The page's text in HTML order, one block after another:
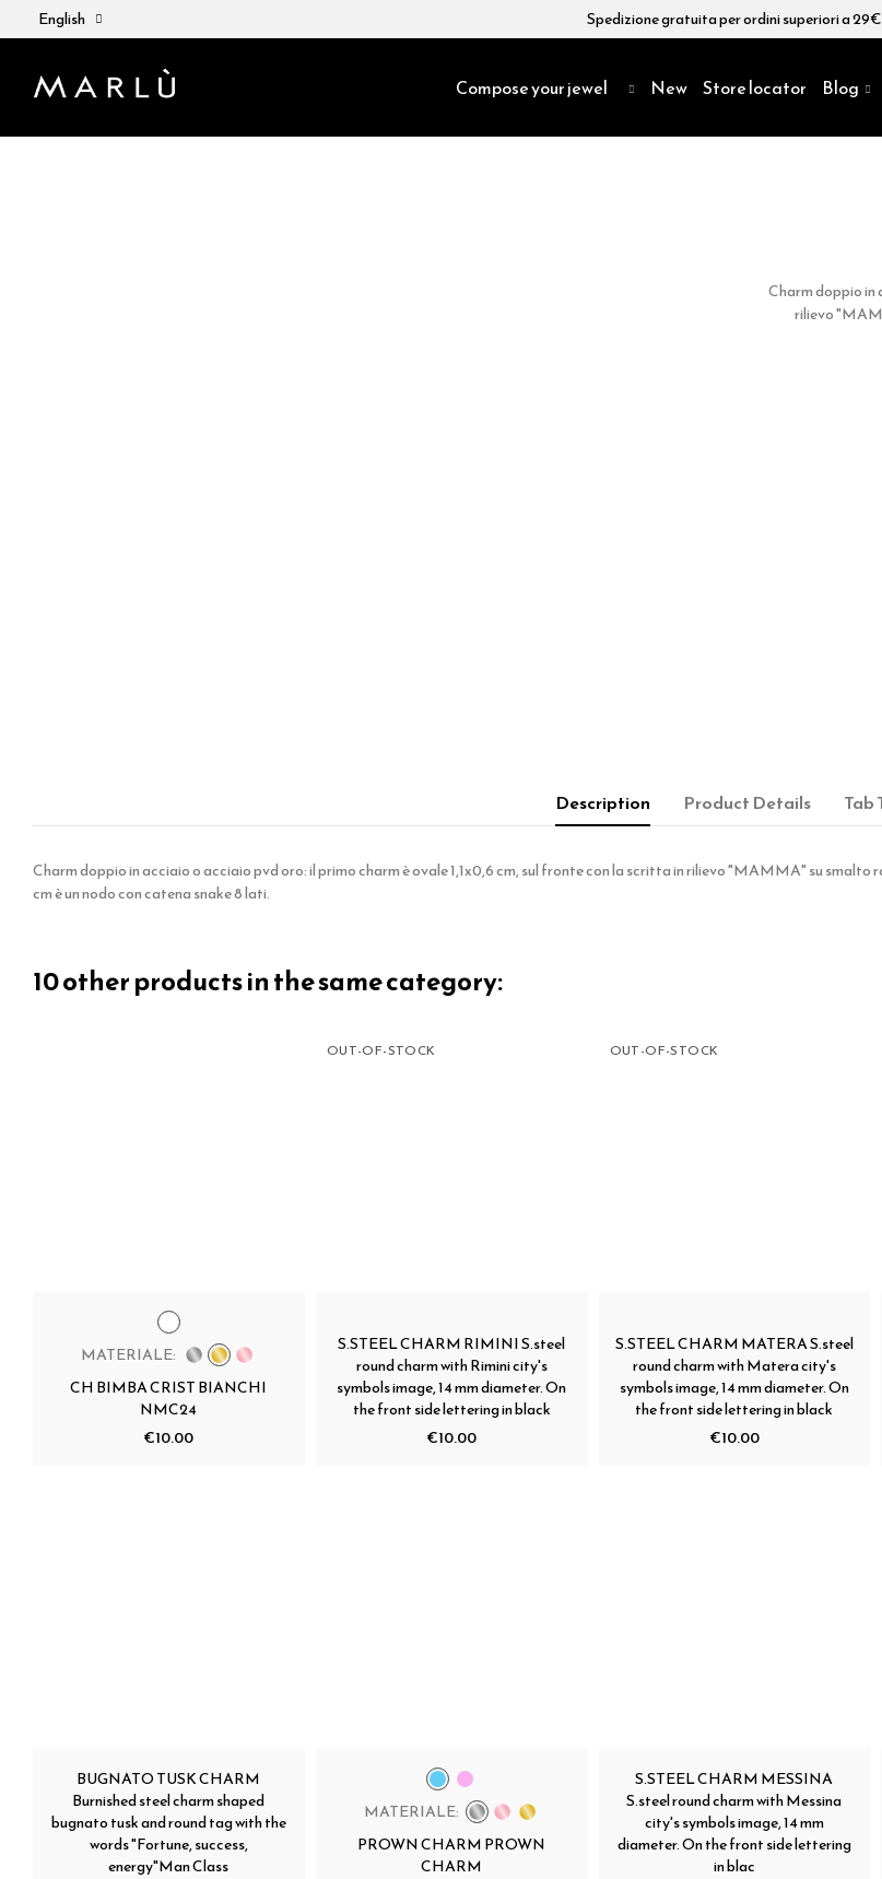
English Spedizione gratuita per ordini superiori a 29€
Compose your jewel New Store locator Blog
Charm doppio in
rilievo
Description Product Details Tab
Charm doppio in acciaio o acciaio pvd oro: il primo charm è ovale 1,1x0,6 cm, sul fronte con la scritta in rilievo "MAMMA" su
cm è un nodo con catena snake 8 lati.
10 other products in the same category:
MATERIALE:
CH BIMBA CRIST BIANCHI
NMC24
€10.00
OUT-OF-STOCK
S.STEEL CHARM RIMINI S.steel
round charm with Rimini city's
symbols image, 14 mm diameter. On
the front side lettering in black
€10.00
OUT-OF-STOCK
S.STEEL CHARM MATERA S.steel
round charm with Matera city's
symbols image, 14 mm diameter. On
the front side lettering in black
€10.00
BUGNATO TUSK CHARM
Burnished steel charm shaped
bugnato tusk and round tag with the
words "Fortune, success,
energy"Man Class
MATERIALE:
PROWN CHARM PROWN
CHARM
S.STEEL CHARM MESSINA
S.steel round charm with Messina
city's symbols image, 14 mm
diameter. On the front side lettering
in blac